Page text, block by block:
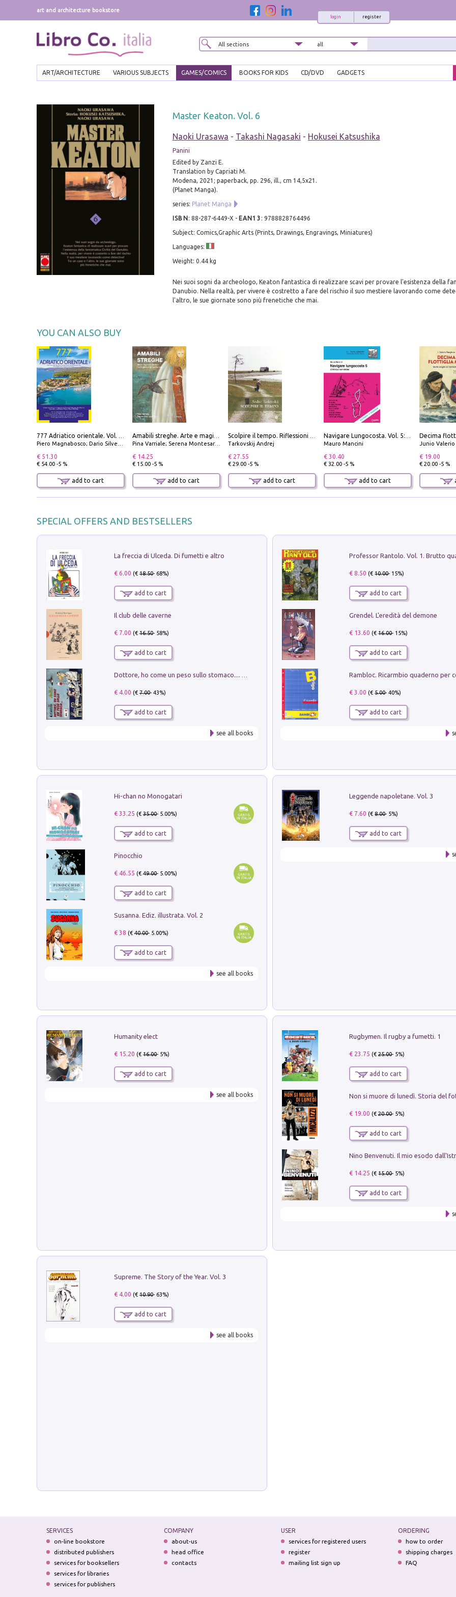
art and architecture bookstore
register
login
ART/ARCHITECTURE VARIOUS SUBJECTS GAMES/COMICS BOOKS FOR KIDS CD/DVD GADGETS
Master Keaton. Vol. 6
Naoki Urasawa - Takashi Nagasaki - Hokusei Katsushika
Panini
Edited by Zanzi E.
Translation by Capriati M.
Modena, 2021; paperback, pp. 296, ill., cm 14,5x21.
(Planet Manga).
series: Planet Manga
ISBN : 88-287-6449-X - EAN13 : 9788828764496
Subject: Comics,Graphic Arts (Prints, Drawings, Engravings, Miniatures)
Languages:
Weight: 0.44 kg
Nei suoi sogni da archeologo, Keaton fantastica di realizzare scavi per provare l'esistenza della
Danubio. Nella realtà, per vivere è costretto a fare del rischio il suo mestiere lavorando come
l'altro, le sue giornate sono più frenetiche che mai.
YOU CAN ALSO BUY
Piero Magnabosco; Dario Silvestro; Marco Sbrizzi
€ 51.30
€ 54.00 -5 %
add to cart
Pina Varriale; Serena Montesarchio
€ 14.25
€ 15.00 -5 %
add to cart
Tarkovskij Andrej
€ 27.55
€ 29.00 -5 %
add to cart
Mauro Mancini
€ 30.40
€ 32.00 -5 %
add to cart
Junio Valerio
€ 19.00
€ 20.00 -5 %
SPECIAL OFFERS AND BESTSELLERS
La freccia di Ulceda. Di fumetti e altro
€ 6.00 (€18.50- 68%)
add to cart
Il club delle caverne
€ 7.00 (€16.50- 58%)
add to cart
€ 4.00 (€7.00- 43%)
add to cart
see all books
€ 8.50 (€10.00- 15%)
add to cart
Grendel. L'eredità del demone
€ 13.60 (€16.00- 15%)
add to cart
€ 3.00 (€5.00- 40%)
add to cart
Hi-chan no Monogatari
€ 33.25 (€35.00- 5.00%)
add to cart
Pinocchio
€ 46.55 (€49.00- 5.00%)
add to cart
Susanna. Ediz. illustrata. Vol. 2
€ 38 (€40.00- 5.00%)
add to cart
see all books
Leggende napoletane. Vol. 3
€ 7.60 (€8.00- 5%)
add to cart
Humanity elect
€ 15.20 (€16.00- 5%)
add to cart
see all books
Rugbymen. Il rugby a fumetti. 1
€ 23.75 (€25.00- 5%)
add to cart
€ 19.00 (€20.00- 5%)
add to cart
Nino Benvenuti. Il mio esodo
€ 14.25 (€15.00- 5%)
add to cart
Supreme. The Story of the Year. Vol. 3
€ 4.00 (€10.90- 63%)
add to cart
see all books
SERVICES
on-line bookstore
distributed publishers
services for booksellers
services for libraries
services for publishers
COMPANY
about-us
head office
contacts
USER
services for registered users
register
mailing list sign up
ORDERING
how to order
shipping charges
FAQ